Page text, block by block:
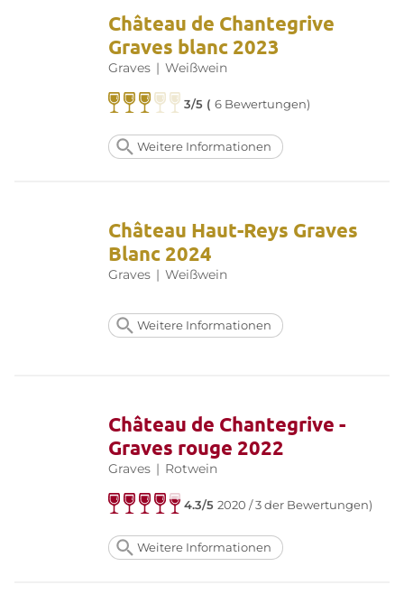
Château de Chantegrive
Graves blanc 2023
Graves | Weißwein
3/5 (6 Bewertungen)
Weitere Informationen
Château Haut-Reys Graves
Blanc 2024
Graves | Weißwein
Weitere Informationen
Château de Chantegrive -
Graves rouge 2022
Graves | Rotwein
4.3/52020 / 3 der Bewertungen)
Weitere Informationen